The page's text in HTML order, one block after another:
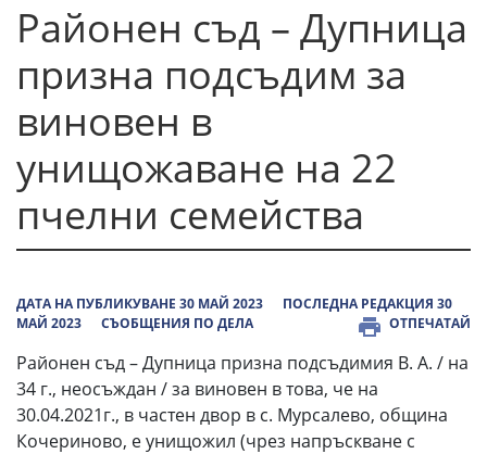
Районен съд – Дупница
призна подсъдим за
виновен в
унищожаване на 22
пчелни семейства
ДАТА НА ПУБЛИКУВАНЕ 30 МАЙ 2023
ПОСЛЕДНА РЕДАКЦИЯ 30
МАЙ 2023
СЪОБЩЕНИЯ ПО ДЕЛА ОТПЕЧАТАЙ
Районен съд – Дупница призна подсъдимия В. А. / на
34 г., неосъждан / за виновен в това, че на
30.04.2021г., в частен двор в с. Мурсалево, община
Кочериново, е унищожил (чрез напръскване с